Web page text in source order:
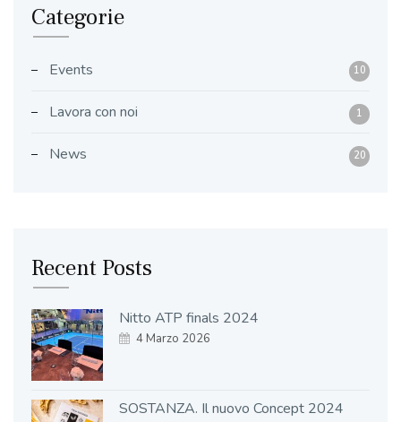
Categorie
Events 10
Lavora con noi 1
News 20
Recent Posts
Nitto ATP finals 2024
4 Marzo 2026
SOSTANZA. Il nuovo Concept 2024